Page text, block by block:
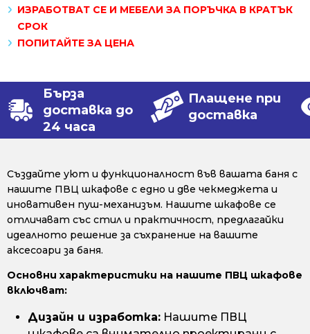
ИЗРАБОТВАТ СЕ И МЕБЕЛИ ЗА ПОРЪЧКА В КРАТЪК
СРОК
ПОПИТАЙТЕ ЗА ЦЕНА
Бърза
доставка до
24 часа
Плащене при
доставка
Създайте уют и функционалност във вашата баня с
нашите ПВЦ шкафове с едно и две чекмеджета и
иновативен пуш-механизъм. Нашите шкафове се
отличават със стил и практичност, предлагайки
идеалното решение за съхранение на вашите
аксесоари за баня.
Основни характеристики на нашите ПВЦ шкафове
включват:
Дизайн и изработка: Нашите ПВЦ